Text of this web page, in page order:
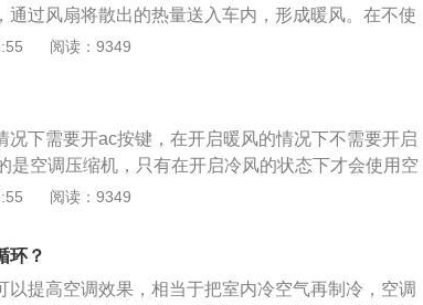
通过风扇将散出的热量送入车内，形成暖风。在不使
关闭，散出的热量就会完全散入大气中，所以汽车
发动机温度指针指到中间位置后，先打开暖风空
外循环。等待2至3分钟后，再将空气循环设置为内循
阅读：9349
况下需要开ac按键，在开启暖风的情况下不需要开启
是空调压缩机，只有在开启冷风的状态下才会使用空
调压缩机。汽车空调不仅有空调压缩机，同时还有
下一定要开启ac按键，否则空调系统只是鼓风机在
空气。
阅读：9349
环？
以提高空调效果，相当于把室内冷空气再制冷，空调